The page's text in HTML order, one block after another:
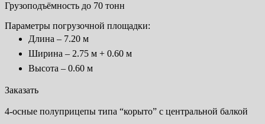
Грузоподъёмность до 70 тонн
Параметры погрузочной площадки:
Длина – 7.20 м
Ширина – 2.75 м + 0.60 м
Высота – 0.60 м
Заказать
4-осные полуприцепы типа “корыто” с центральной балкой